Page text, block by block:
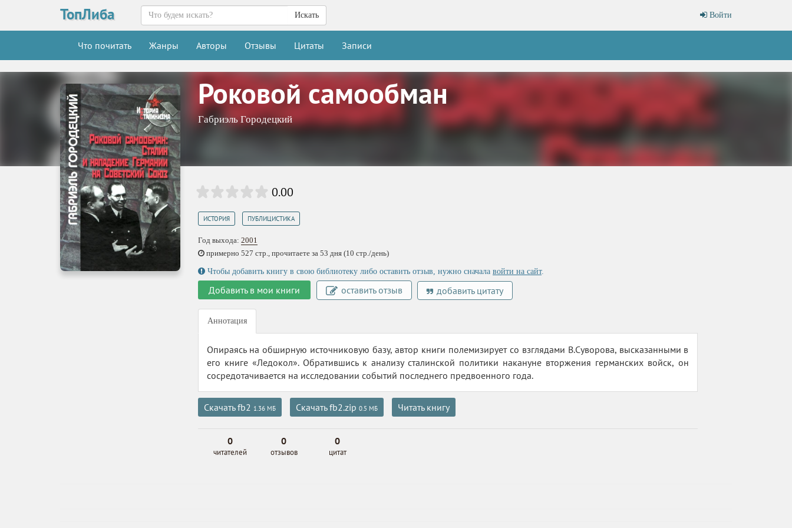
ТопЛиба Войти
Искать
Что почитать Жанры Авторы Отзывы Цитаты Записи
Роковой самообман
Габриэль Городецкий
0.00
ИСТОРИЯ ПУБЛИЦИСТИКА
Год выхода: 2001
примерно 527 стр., прочитаете за 53 дня (10 стр./день)
Чтобы добавить книгу в свою библиотеку либо оставить отзыв, нужно сначала войти на сайт.
Добавить в мои книги оставить отзыв добавить цитату
Аннотация
Опираясь на обширную источниковую базу, автор книги полемизирует со взглядами В.Суворова, высказанными в
его книге «Ледокол». Обратившись к анализу сталинской политики накануне вторжения германских войск, он
сосредотачивается на исследовании событий последнего предвоенного года.
Скачать fb2 1.36 МБ Скачать fb2.zip 0.5 МБ Читать книгу
0
читателей
0
отзывов
0
цитат